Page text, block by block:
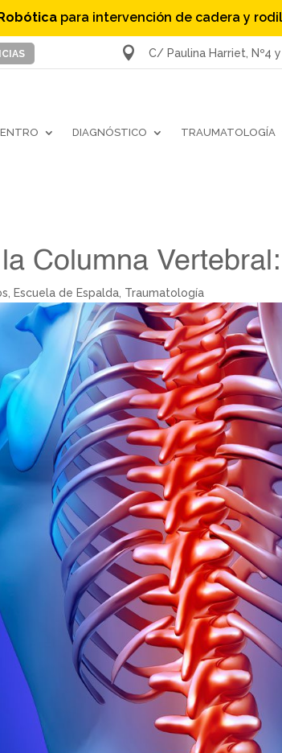
para intervención de cadera y
 C/ Paulina Harriet, Nº4
DIAGNÓSTICO TRAUMATOLOGÍA
Columna
, Escuela de Espalda, Traumatología